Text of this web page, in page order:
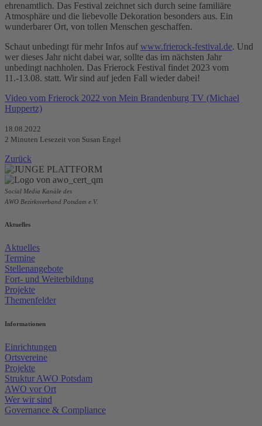
ehrenamtlich. Das Festival zeichnet sich durch seine familiäre
Atmosphäre und die liebevolle Dekoration besonders aus. Ein
wunderbarer Ort, von tollen Menschen geschaffen.
Schaut unbedingt für mehr Infos auf www.frierock-festival.de. Und
wer dieses Jahr nicht dabei war, sollte das im nächsten Jahr
unbedingt nachholen. Das Frierock Festival findet 2023 vom
11.-13.08. statt. Wir sind auf jeden Fall wieder dabei!
Video vom Frierock 2022 von Mein Brandenburg TV (Michael
Huppertz)
18.08.2022
2 Minuten Lesezeit von Susan Engel
Zurück
Social Media Kanäle des
AWO Bezirksverband Potsdam e.V.
Aktuelles
Aktuelles
Termine
Stellenangebote
Fort- und Weiterbildung
Projekte
Themenfelder
Informationen
Einrichtungen
Ortsvereine
Projekte
Struktur AWO Potsdam
AWO vor Ort
Wer wir sind
Governance & Compliance